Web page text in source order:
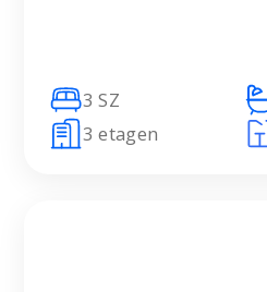
3 SZ
3 etagen